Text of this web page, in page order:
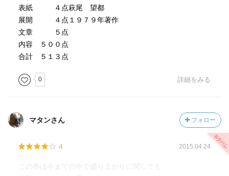
表紙 ４点萩尾 望都
展開 ４点１９７９年著作
文章 ５点
内容 ５００点
合計 ５１３点
0 詳細をみる
マタンさん フォロー
4 2015.04.24
この巻は今までの中で盛り上がりに関しても